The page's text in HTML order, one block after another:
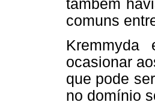
também
comuns
ocasionar
que pode
no domínio